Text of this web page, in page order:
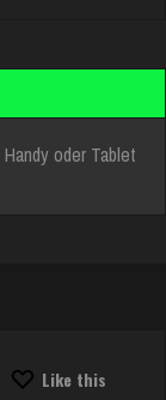
oder Tablet
Like this